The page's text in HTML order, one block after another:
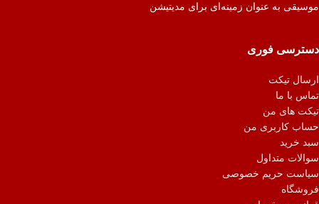
موسیقی به عنوان زمینه‌ای برای مدیتیشن
دسترسی فوری
ارسال تیکت
تماس با ما
تیکت های من
حساب کاربری من
سبد خرید
سوالات متداول
سیاست حریم خصوصی
فروشگاه